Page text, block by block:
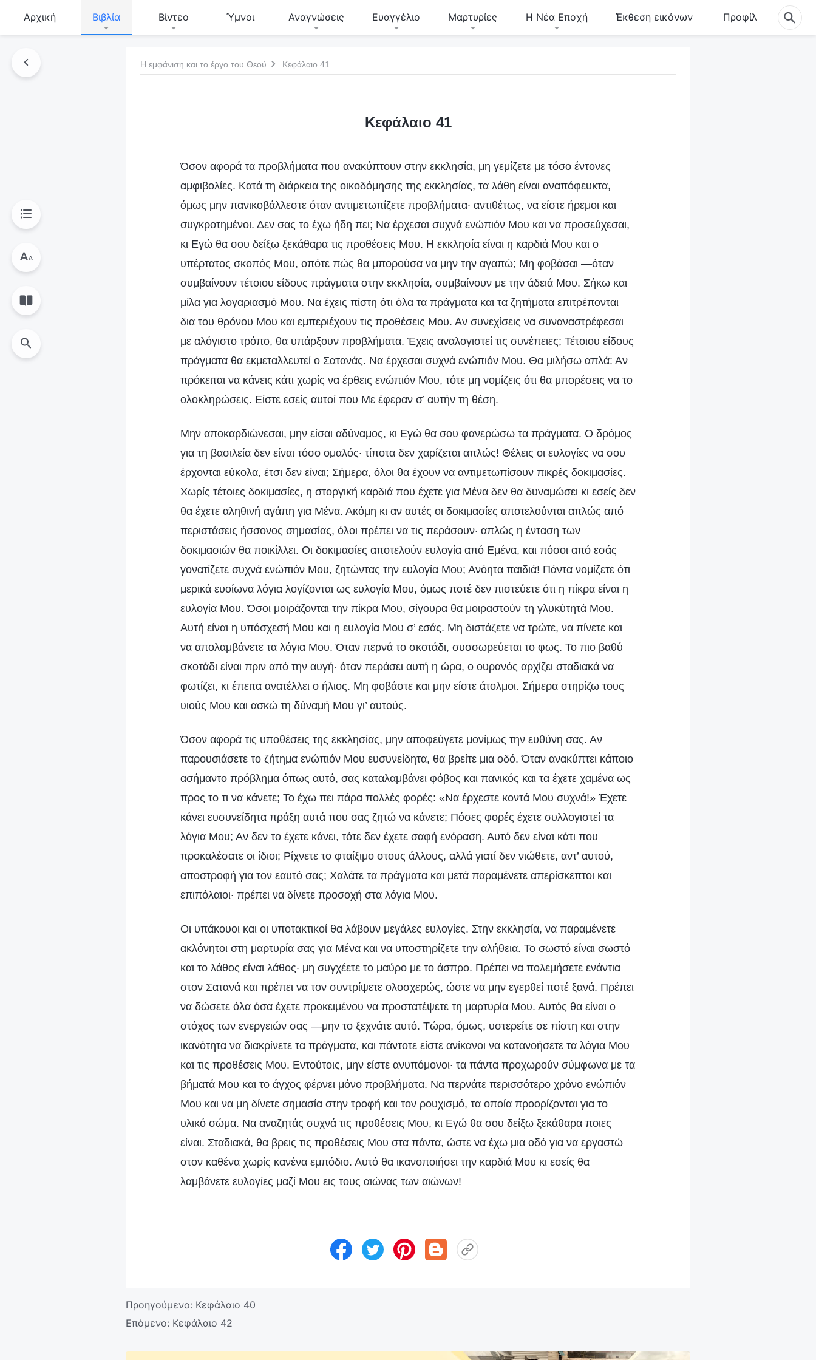
Αρχική Βιβλία Βίντεο Ύμνοι Αναγνώσεις Ευαγγέλιο Μαρτυρίες Η Νέα Εποχή Έκθεση εικόνων Προφίλ
Η εμφάνιση και το έργο του Θεού Κεφάλαιο 41
Κεφάλαιο 41
Όσον αφορά τα προβλήματα που ανακύπτουν στην εκκλησία, μη γεμίζετε με τόσο έντονες
αμφιβολίες. Κατά τη διάρκεια της οικοδόμησης της εκκλησίας, τα λάθη είναι αναπόφευκτα,
όμως μην πανικοβάλλεστε όταν αντιμετωπίζετε προβλήματα· αντιθέτως, να είστε ήρεμοι και
συγκροτημένοι. Δεν σας το έχω ήδη πει; Να έρχεσαι συχνά ενώπιόν Μου και να προσεύχεσαι,
κι Εγώ θα σου δείξω ξεκάθαρα τις προθέσεις Μου. Η εκκλησία είναι η καρδιά Μου και ο
υπέρτατος σκοπός Μου, οπότε πώς θα μπορούσα να μην την αγαπώ; Μη φοβάσαι —όταν
συμβαίνουν τέτοιου είδους πράγματα στην εκκλησία, συμβαίνουν με την άδειά Μου. Σήκω και
μίλα για λογαριασμό Μου. Να έχεις πίστη ότι όλα τα πράγματα και τα ζητήματα επιτρέπονται
δια του θρόνου Μου και εμπεριέχουν τις προθέσεις Μου. Αν συνεχίσεις να συναναστρέφεσαι
με αλόγιστο τρόπο, θα υπάρξουν προβλήματα. Έχεις αναλογιστεί τις συνέπειες; Τέτοιου είδους
πράγματα θα εκμεταλλευτεί ο Σατανάς. Να έρχεσαι συχνά ενώπιόν Μου. Θα μιλήσω απλά: Αν
πρόκειται να κάνεις κάτι χωρίς να έρθεις ενώπιόν Μου, τότε μη νομίζεις ότι θα μπορέσεις να το
ολοκληρώσεις. Είστε εσείς αυτοί που Με έφεραν σ’ αυτήν τη θέση.
Μην αποκαρδιώνεσαι, μην είσαι αδύναμος, κι Εγώ θα σου φανερώσω τα πράγματα. Ο δρόμος
για τη βασιλεία δεν είναι τόσο ομαλός· τίποτα δεν χαρίζεται απλώς! Θέλεις οι ευλογίες να σου
έρχονται εύκολα, έτσι δεν είναι; Σήμερα, όλοι θα έχουν να αντιμετωπίσουν πικρές δοκιμασίες.
Χωρίς τέτοιες δοκιμασίες, η στοργική καρδιά που έχετε για Μένα δεν θα δυναμώσει κι εσείς δεν
θα έχετε αληθινή αγάπη για Μένα. Ακόμη κι αν αυτές οι δοκιμασίες αποτελούνται απλώς από
περιστάσεις ήσσονος σημασίας, όλοι πρέπει να τις περάσουν· απλώς η ένταση των
δοκιμασιών θα ποικίλλει. Οι δοκιμασίες αποτελούν ευλογία από Εμένα, και πόσοι από εσάς
γονατίζετε συχνά ενώπιόν Μου, ζητώντας την ευλογία Μου; Ανόητα παιδιά! Πάντα νομίζετε ότι
μερικά ευοίωνα λόγια λογίζονται ως ευλογία Μου, όμως ποτέ δεν πιστεύετε ότι η πίκρα είναι η
ευλογία Μου. Όσοι μοιράζονται την πίκρα Μου, σίγουρα θα μοιραστούν τη γλυκύτητά Μου.
Αυτή είναι η υπόσχεσή Μου και η ευλογία Μου σ’ εσάς. Μη διστάζετε να τρώτε, να πίνετε και
να απολαμβάνετε τα λόγια Μου. Όταν περνά το σκοτάδι, συσσωρεύεται το φως. Το πιο βαθύ
σκοτάδι είναι πριν από την αυγή· όταν περάσει αυτή η ώρα, ο ουρανός αρχίζει σταδιακά να
φωτίζει, κι έπειτα ανατέλλει ο ήλιος. Μη φοβάστε και μην είστε άτολμοι. Σήμερα στηρίζω τους
υιούς Μου και ασκώ τη δύναμή Μου γι’ αυτούς.
Όσον αφορά τις υποθέσεις της εκκλησίας, μην αποφεύγετε μονίμως την ευθύνη σας. Αν
παρουσιάσετε το ζήτημα ενώπιόν Μου ευσυνείδητα, θα βρείτε μια οδό. Όταν ανακύπτει κάποιο
ασήμαντο πρόβλημα όπως αυτό, σας καταλαμβάνει φόβος και πανικός και τα έχετε χαμένα ως
προς το τι να κάνετε; Το έχω πει πάρα πολλές φορές: «Να έρχεστε κοντά Μου συχνά!» Έχετε
κάνει ευσυνείδητα πράξη αυτά που σας ζητώ να κάνετε; Πόσες φορές έχετε συλλογιστεί τα
λόγια Μου; Αν δεν το έχετε κάνει, τότε δεν έχετε σαφή ενόραση. Αυτό δεν είναι κάτι που
προκαλέσατε οι ίδιοι; Ρίχνετε το φταίξιμο στους άλλους, αλλά γιατί δεν νιώθετε, αντ’ αυτού,
αποστροφή για τον εαυτό σας; Χαλάτε τα πράγματα και μετά παραμένετε απερίσκεπτοι και
επιπόλαιοι· πρέπει να δίνετε προσοχή στα λόγια Μου.
Οι υπάκουοι και οι υποτακτικοί θα λάβουν μεγάλες ευλογίες. Στην εκκλησία, να παραμένετε
ακλόνητοι στη μαρτυρία σας για Μένα και να υποστηρίζετε την αλήθεια. Το σωστό είναι σωστό
και το λάθος είναι λάθος· μη συγχέετε το μαύρο με το άσπρο. Πρέπει να πολεμήσετε ενάντια
στον Σατανά και πρέπει να τον συντρίψετε ολοσχερώς, ώστε να μην εγερθεί ποτέ ξανά. Πρέπει
να δώσετε όλα όσα έχετε προκειμένου να προστατέψετε τη μαρτυρία Μου. Αυτός θα είναι ο
στόχος των ενεργειών σας —μην το ξεχνάτε αυτό. Τώρα, όμως, υστερείτε σε πίστη και στην
ικανότητα να διακρίνετε τα πράγματα, και πάντοτε είστε ανίκανοι να κατανοήσετε τα λόγια Μου
και τις προθέσεις Μου. Εντούτοις, μην είστε ανυπόμονοι· τα πάντα προχωρούν σύμφωνα με τα
βήματά Μου και το άγχος φέρνει μόνο προβλήματα. Να περνάτε περισσότερο χρόνο ενώπιόν
Μου και να μη δίνετε σημασία στην τροφή και τον ρουχισμό, τα οποία προορίζονται για το
υλικό σώμα. Να αναζητάς συχνά τις προθέσεις Μου, κι Εγώ θα σου δείξω ξεκάθαρα ποιες
είναι. Σταδιακά, θα βρεις τις προθέσεις Μου στα πάντα, ώστε να έχω μια οδό για να εργαστώ
στον καθένα χωρίς κανένα εμπόδιο. Αυτό θα ικανοποιήσει την καρδιά Μου κι εσείς θα
λαμβάνετε ευλογίες μαζί Μου εις τους αιώνας των αιώνων!
Προηγούμενο: Κεφάλαιο 40
Επόμενο: Κεφάλαιο 42